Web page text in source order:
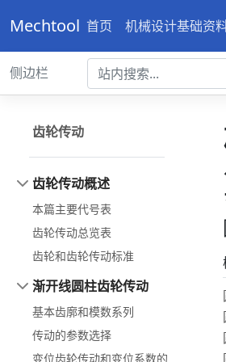
Mechtool 首页 机械设计基础资
侧边栏
齿轮传动
齿轮传动概述
本篇主要代号表
齿轮传动总览表
齿轮和齿轮传动标准
渐开线圆柱齿轮传动
基本齿廓和模数系列
传动的参数选择
变位齿轮传动和变位系数的